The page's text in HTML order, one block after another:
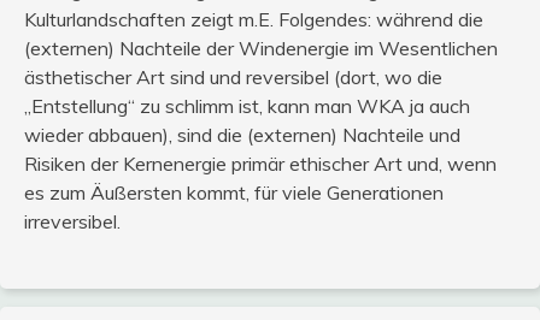
Kulturlandschaften zeigt m.E. Folgendes: während die
(externen) Nachteile der Windenergie im Wesentlichen
ästhetischer Art sind und reversibel (dort, wo die
„Entstellung“ zu schlimm ist, kann man WKA ja auch
wieder abbauen), sind die (externen) Nachteile und
Risiken der Kernenergie primär ethischer Art und, wenn
es zum Äußersten kommt, für viele Generationen
irreversibel.